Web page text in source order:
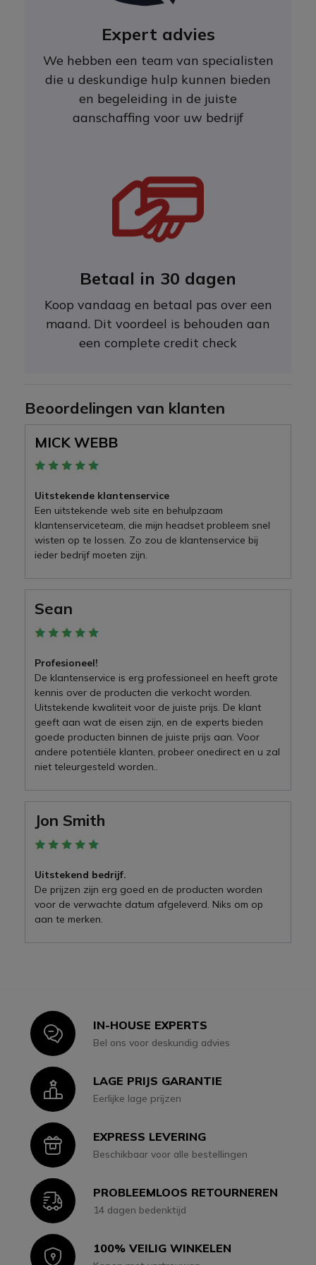
Expert advies
We hebben een team van specialisten
die u deskundige hulp kunnen bieden
en begeleiding in de juiste
aanschaffing voor uw bedrijf
Betaal in 30 dagen
Koop vandaag en betaal pas over een
maand. Dit voordeel is behouden aan
een complete credit check
Beoordelingen van klanten
MICK WEBB
Uitstekende klantenservice
Een uitstekende web site en behulpzaam
klantenserviceteam, die mijn headset probleem snel
wisten op te lossen. Zo zou de klantenservice bij
ieder bedrijf moeten zijn.
Sean
Profesioneel!
De klantenservice is erg professioneel en heeft grote
kennis over de producten die verkocht worden.
Uitstekende kwaliteit voor de juiste prijs. De klant
geeft aan wat de eisen zijn, en de experts bieden
goede producten binnen de juiste prijs aan. Voor
andere potentiële klanten, probeer onedirect en u zal
niet teleurgesteld worden..
Jon Smith
Uitstekend bedrijf.
De prijzen zijn erg goed en de producten worden
voor de verwachte datum afgeleverd. Niks om op
aan te merken.
IconIN-HOUSE EXPERTS
Bel ons voor deskundig advies
IconLAGE PRIJS GARANTIE
Eerlijke lage prijzen
IconEXPRESS LEVERING
Beschikbaar voor alle bestellingen
IconPROBLEEMLOOS RETOURNEREN
14 dagen bedenktijd
Icon100% VEILIG WINKELEN